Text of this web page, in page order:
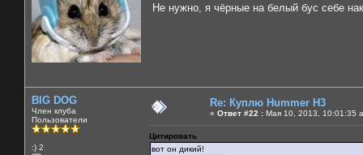
Не нужно, я чёрные на белый бус себе
BIG DOG
Член клуба
Пользователи
:) 2
Re: Куплю Hummer H3
« Ответ #22 : Мая 10, 2013, 10:01:35
Цитировать
вот он дикий!